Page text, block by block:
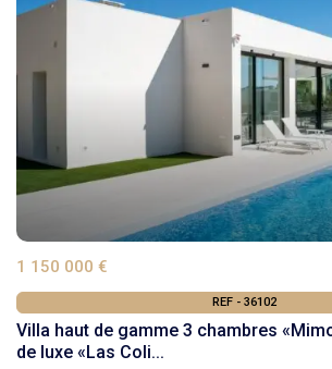
1 150 000 €
REF - 36102
Villa haut de gamme 3 chambres
de luxe «Las Coli...